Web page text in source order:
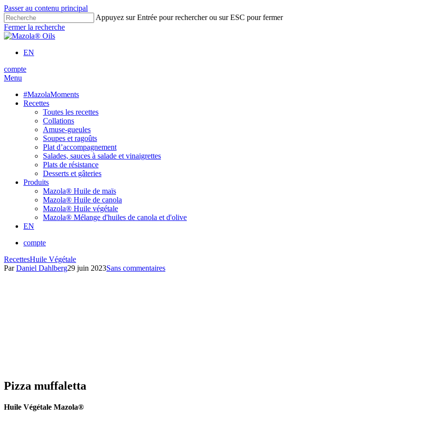
Passer au contenu principal
Appuyez sur Entrée pour rechercher ou sur ESC pour fermer
Fermer la recherche
EN
compte
Menu
#MazolaMoments
Recettes
Toutes les recettes
Collations
Amuse-gueules
Soupes et ragoûts
Plat d’accompagnement
Salades, sauces à salade et vinaigrettes
Plats de résistance
Desserts et gâteries
Produits
Mazola® Huile de maïs
Mazola® Huile de canola
Mazola® Huile végétale
Mazola® Mélange d'huiles de canola et d'olive
EN
compte
RecettesHuile Végétale
Par Daniel Dahlberg29 juin 2023Sans commentaires
Pizza muffaletta
Huile Végétale Mazola®